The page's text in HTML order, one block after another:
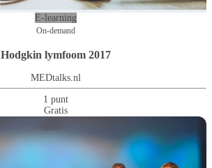
E-learning
On-demand
Hodgkin lymfoom 2017
MEDtalks.nl
1 punt
Gratis